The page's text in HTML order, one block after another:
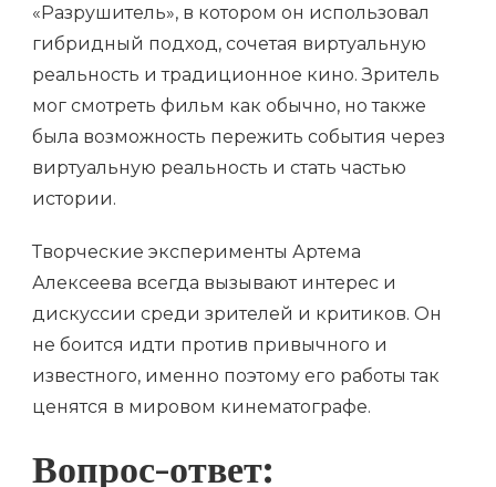
«Разрушитель», в котором он использовал
гибридный подход, сочетая виртуальную
реальность и традиционное кино. Зритель
мог смотреть фильм как обычно, но также
была возможность пережить события через
виртуальную реальность и стать частью
истории.
Творческие эксперименты Артема
Алексеева всегда вызывают интерес и
дискуссии среди зрителей и критиков. Он
не боится идти против привычного и
известного, именно поэтому его работы так
ценятся в мировом кинематографе.